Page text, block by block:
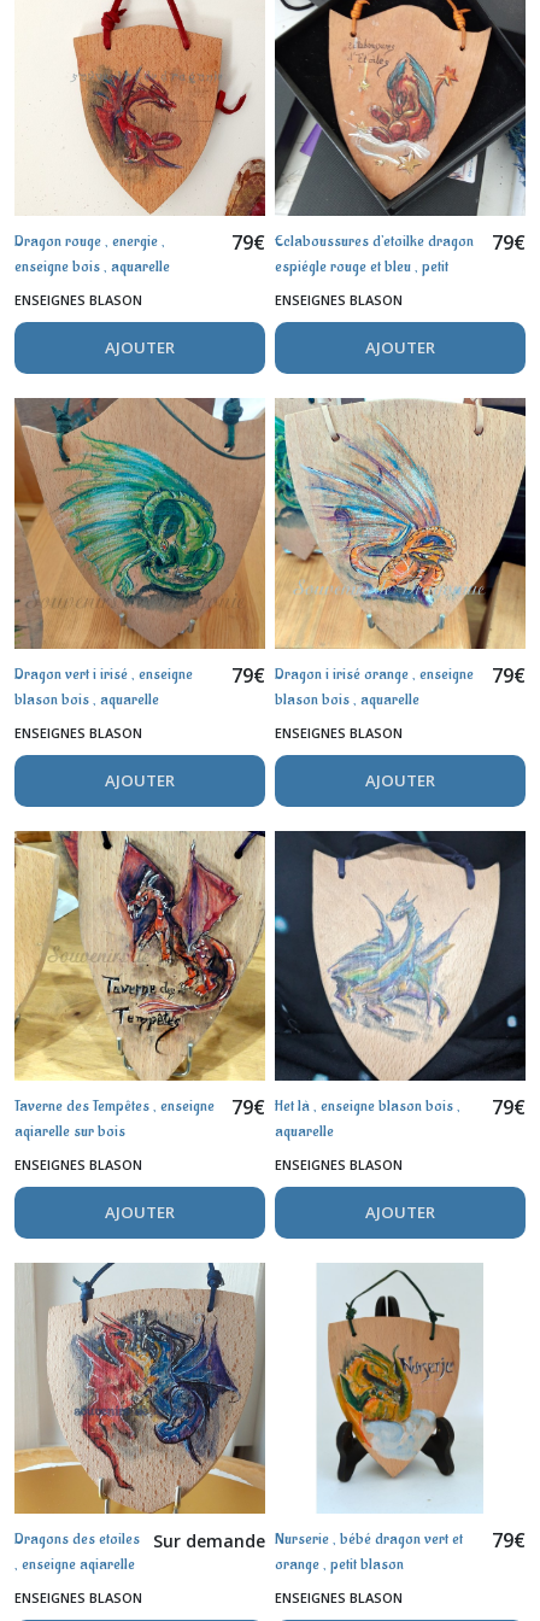
Dragon rouge , energie ,
enseigne bois , aquarelle
79€
ENSEIGNES BLASON
AJOUTER
Eclaboussures d'etoilke dragon
espiégle rouge et bleu , petit
blason
79€
ENSEIGNES BLASON
AJOUTER
Dragon vert i irisé , enseigne
blason bois , aquarelle
79€
ENSEIGNES BLASON
AJOUTER
Dragon i irisé orange , enseigne
blason bois , aquarelle
79€
ENSEIGNES BLASON
AJOUTER
Taverne des Tempêtes , enseigne
aqiarelle sur bois
79€
ENSEIGNES BLASON
AJOUTER
Het là , enseigne blason bois ,
aquarelle
79€
ENSEIGNES BLASON
AJOUTER
Dragons des etoiles
, enseigne aqiarelle
sur bois
Sur demande
ENSEIGNES BLASON
Nurserie , bébé dragon vert et
orange , petit blason
79€
ENSEIGNES BLASON
toile
plaque
Afficher
les
résultats